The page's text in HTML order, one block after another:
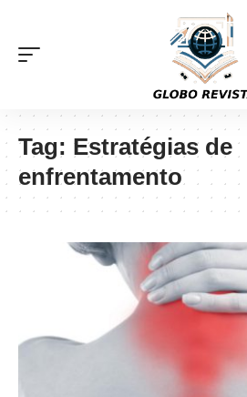
Tag: Estratégias de
enfrentamento